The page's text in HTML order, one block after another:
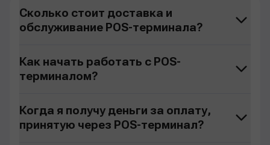
Сколько стоит доставка и
обслуживание POS-терминала?
Как начать работать с POS-
терминалом?
Когда я получу деньги за оплату,
принятую через POS-терминал?